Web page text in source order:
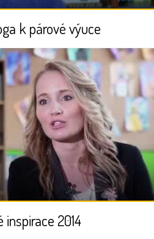
k párové výuce
2014